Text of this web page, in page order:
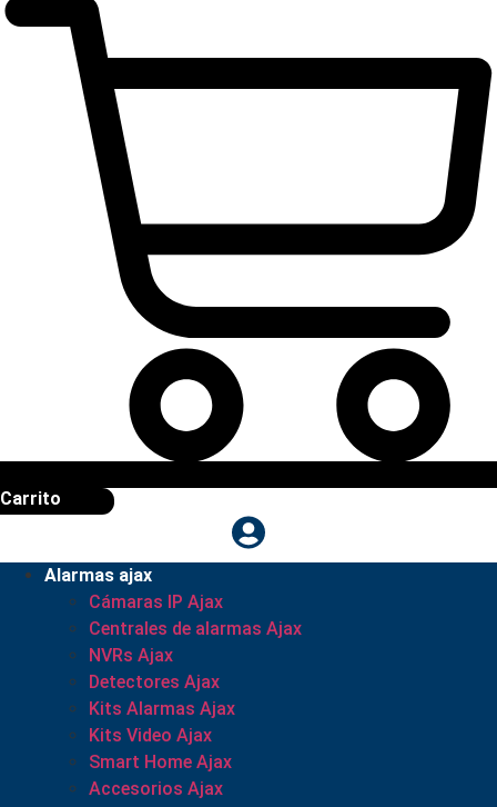
Carrito
Alarmas ajax
Cámaras IP Ajax
Centrales de alarmas Ajax
NVRs Ajax
Detectores Ajax
Kits Alarmas Ajax
Kits Video Ajax
Smart Home Ajax
Accesorios Ajax